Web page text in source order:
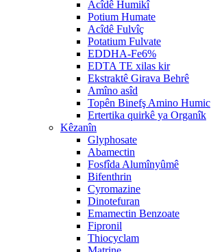
Acîdê Humikî
Potium Humate
Acîdê Fulvîç
Potatium Fulvate
EDDHA-Fe6%
EDTA TE xilas kir
Ekstraktê Girava Behrê
Amîno asîd
Topên Binefş Amino Humic
Ertertika quirkê ya Organîk
Kêzanîn
Glyphosate
Abamectin
Fosfîda Alumînyûmê
Bifenthrin
Cyromazine
Dinotefuran
Emamectin Benzoate
Fipronil
Thiocyclam